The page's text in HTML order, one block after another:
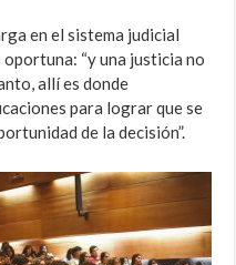
en el sistema judicial
“y una justicia no
allí es donde
para lograr que se
de la decisión”.